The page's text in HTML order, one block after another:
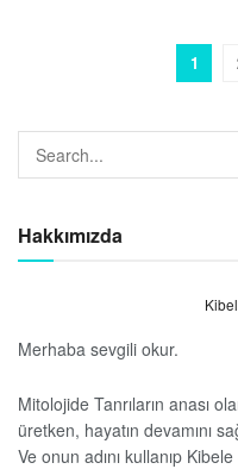
1
Hakkımızda
Merhaba sevgili okur.
Mitolojide Tanrıların anası
üretken, hayatın devamını
Ve onun adını kullanıp